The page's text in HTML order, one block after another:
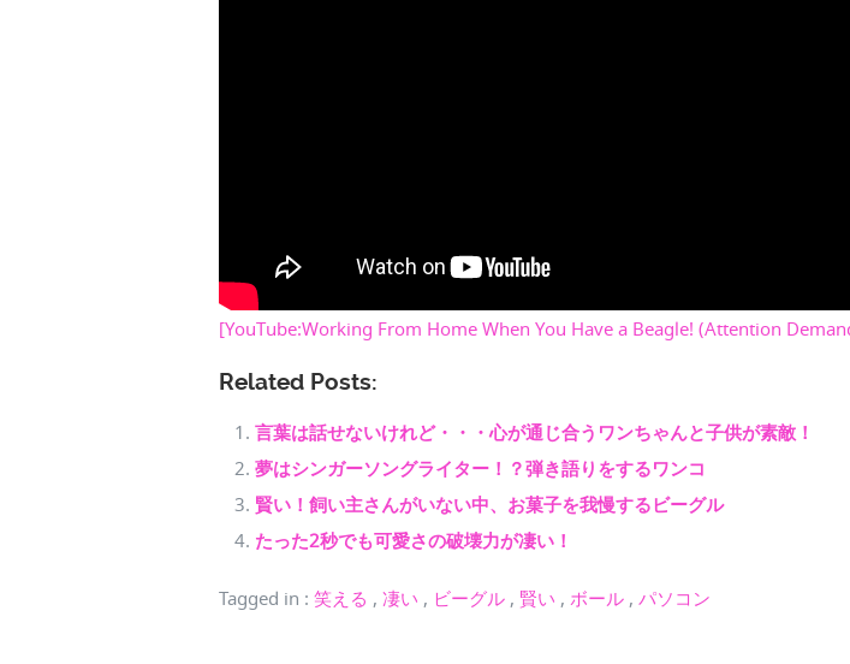
[YouTube:Working From Home When You Have a Beagle! (Attention
Related Posts:
言葉は話せないけれど・・・心が通じ合うワンちゃんと子供が素敵！
夢はシンガーソングライター！？弾き語りをするワンコ
賢い！飼い主さんがいない中、お菓子を我慢するビーグル
たった2秒でも可愛さの破壊力が凄い！
Tagged in : 笑える , 凄い , ビーグル , 賢い , ボール , パソコン